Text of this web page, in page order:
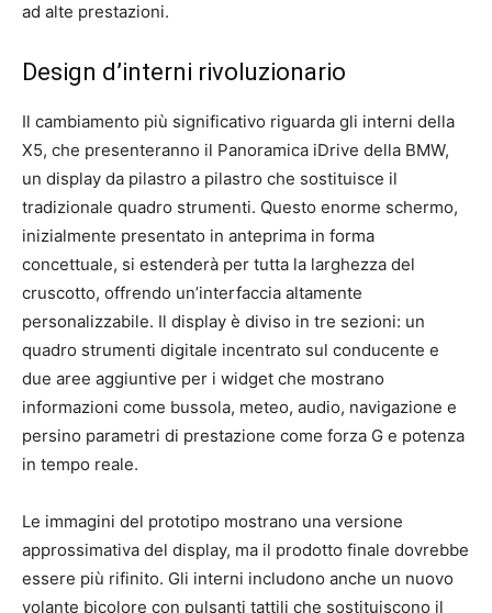
ad alte prestazioni.
Design d’interni rivoluzionario
Il cambiamento più significativo riguarda gli interni della
X5, che presenteranno il Panoramica iDrive della BMW,
un display da pilastro a pilastro che sostituisce il
tradizionale quadro strumenti. Questo enorme schermo,
inizialmente presentato in anteprima in forma
concettuale, si estenderà per tutta la larghezza del
cruscotto, offrendo un’interfaccia altamente
personalizzabile. Il display è diviso in tre sezioni: un
quadro strumenti digitale incentrato sul conducente e
due aree aggiuntive per i widget che mostrano
informazioni come bussola, meteo, audio, navigazione e
persino parametri di prestazione come forza G e potenza
in tempo reale.
Le immagini del prototipo mostrano una versione
approssimativa del display, ma il prodotto finale dovrebbe
essere più rifinito. Gli interni includono anche un nuovo
volante bicolore con pulsanti tattili che sostituiscono il